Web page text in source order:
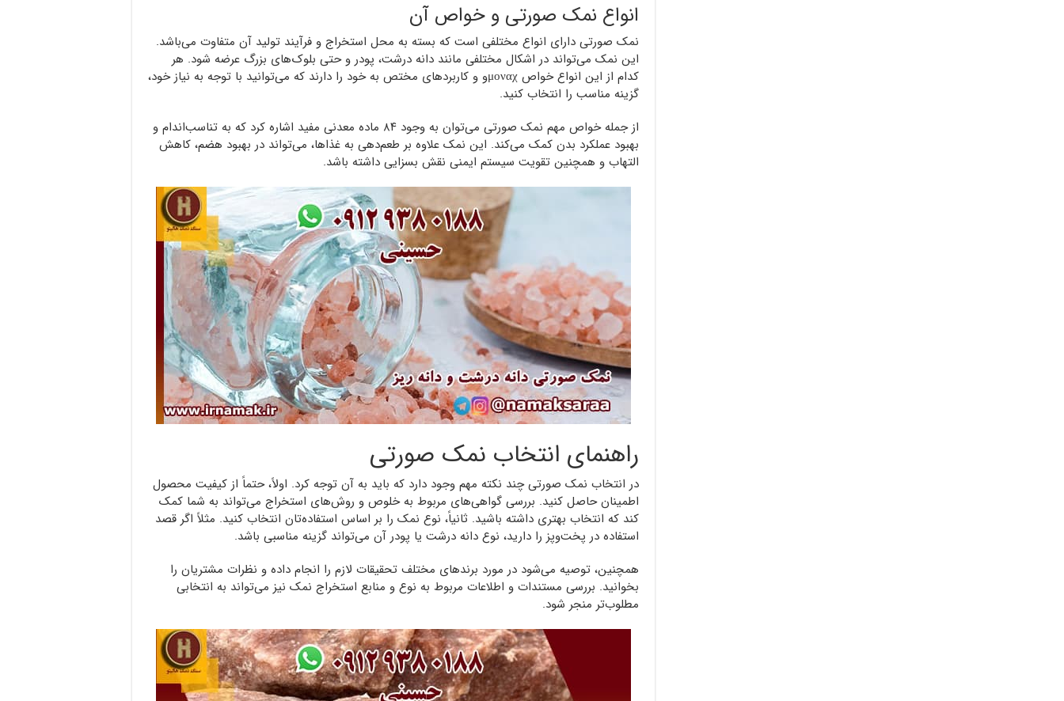
انواع نمک صورتی و خواص آن
نمک صورتی دارای انواع مختلفی است که بسته به محل استخراج و فرآیند تولید آن متفاوت می‌باشد.
این نمک می‌تواند در اشکال مختلفی مانند دانه درشت، پودر و حتی بلوک‌های بزرگ عرضه شود. هر
کدام از این انواع خواص μοναχو و کاربردهای مختص به خود را دارند که می‌توانید با توجه به نیاز خود،
گزینه مناسب را انتخاب کنید.
از جمله خواص مهم نمک صورتی می‌توان به وجود ۸۴ ماده معدنی مفید اشاره کرد که به تناسب‌اندام و
بهبود عملکرد بدن کمک می‌کند. این نمک علاوه بر طعم‌دهی به غذاها، می‌تواند در بهبود هضم، کاهش
التهاب و همچنین تقویت سیستم ایمنی نقش بسزایی داشته باشد.
راهنمای انتخاب نمک صورتی
در انتخاب نمک صورتی چند نکته مهم وجود دارد که باید به آن توجه کرد. اولاً، حتماً از کیفیت محصول
اطمینان حاصل کنید. بررسی گواهی‌های مربوط به خلوص و روش‌های استخراج می‌تواند به شما کمک
کند که انتخاب بهتری داشته باشید. ثانیاً، نوع نمک را بر اساس استفاده‌تان انتخاب کنید. مثلاً اگر قصد
استفاده در پخت‌وپز را دارید، نوع دانه درشت یا پودر آن می‌تواند گزینه مناسبی باشد.
همچنین، توصیه می‌شود در مورد برندهای مختلف تحقیقات لازم را انجام داده و نظرات مشتریان را
بخوانید. بررسی مستندات و اطلاعات مربوط به نوع و منابع استخراج نمک نیز می‌تواند به انتخابی
مطلوب‌تر منجر شود.